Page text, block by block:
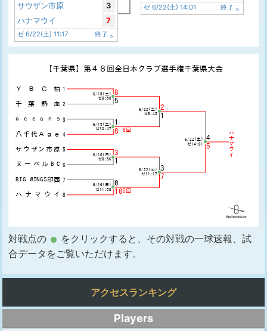
サウザン市原
3
ハナマウイ
7
ゼ 6/22(土) 11:17 終了
ゼ 6/22(土) 14:01 終了
対戦点の
をクリックすると、その対戦の一球速報、試
合データをご覧いただけます。
アクセスランキング
Players